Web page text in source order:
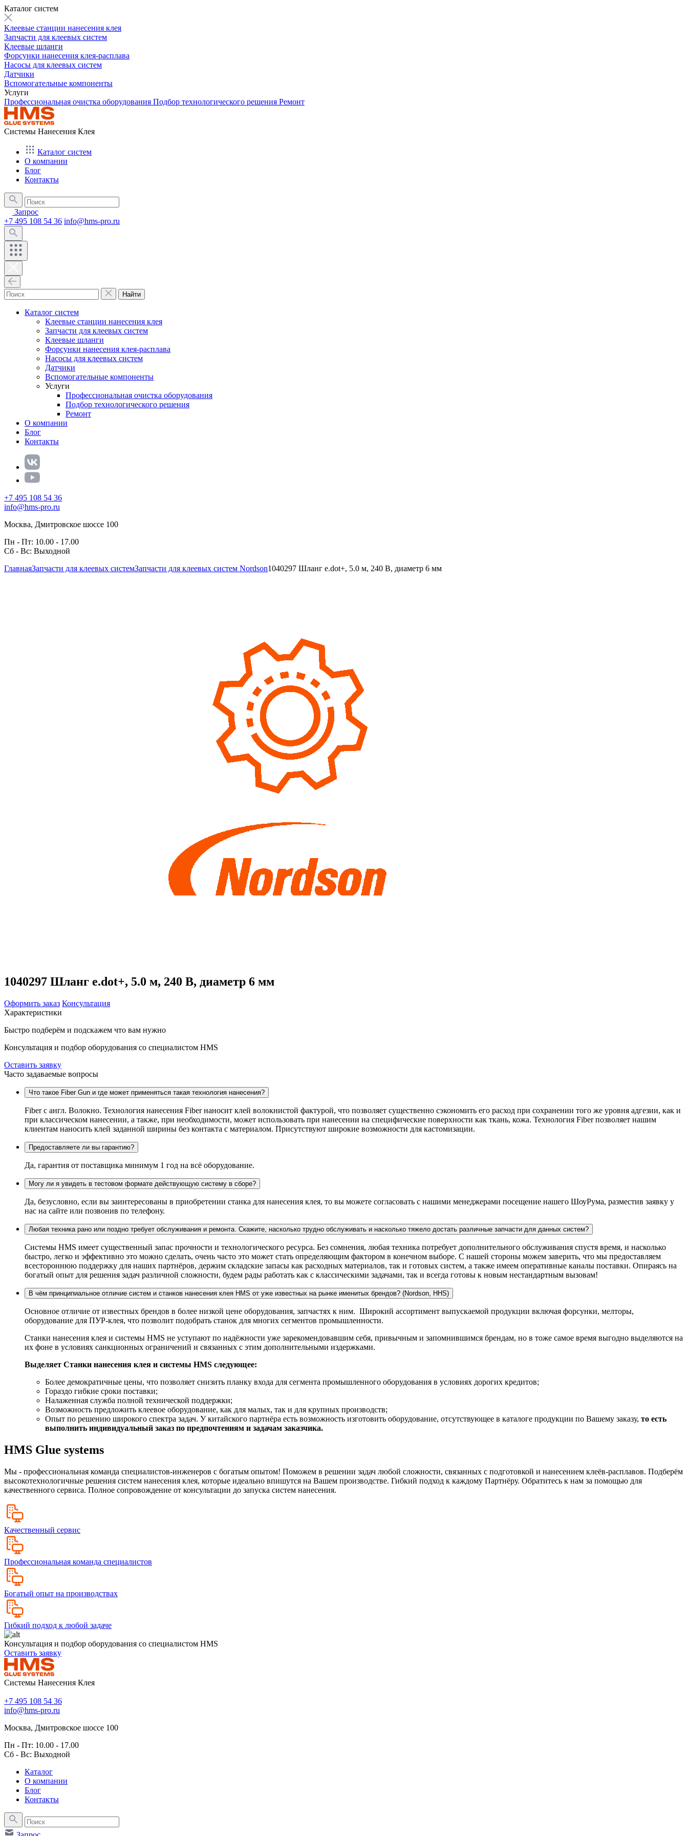
Каталог систем
Клеевые станции нанесения клея
Запчасти для клеевых систем
Клеевые шланги
Форсунки нанесения клея-расплава
Насосы для клеевых систем
Датчики
Вспомогательные компоненты
Услуги
Профессиональная очистка оборудования Подбор технологического решения Ремонт
Системы Нанесения Клея
Каталог систем
О компании
Блог
Контакты
Запрос
+7 495 108 54 36 info@hms-pro.ru
Найти
Каталог систем
Клеевые станции нанесения клея
Запчасти для клеевых систем
Клеевые шланги
Форсунки нанесения клея-расплава
Насосы для клеевых систем
Датчики
Вспомогательные компоненты
Услуги
Профессиональная очистка оборудования
Подбор технологического решения
Ремонт
О компании
Блог
Контакты
+7 495 108 54 36
info@hms-pro.ru
Москва, Дмитровское шоссе 100
Пн - Пт: 10.00 - 17.00
Сб - Вс: Выходной
ГлавнаяЗапчасти для клеевых системЗапчасти для клеевых систем Nordson1040297 Шланг e.dot+, 5.0 м, 240 В, диаметр 6 мм
1040297 Шланг e.dot+, 5.0 м, 240 В, диаметр 6 мм
Оформить заказ Консультация
Характеристики
Быстро подберём и подскажем что вам нужно
Консультация и подбор оборудования со специалистом HMS
Оставить заявку
Часто задаваемые вопросы
Что такое Fiber Gun и где может применяться такая технология нанесения?
Fiber c англ. Волокно. Технология нанесения Fiber наносит клей волокнистой фактурой, что позволяет существенно сэкономить его расход при сохранении того же уровня адгезии, как и
при классическом нанесении, а также, при необходимости, может использовать при нанесении на специфические поверхности как ткань, кожа. Технология Fiber позволяет нашим
клиентам наносить клей заданной ширины без контакта с материалом. Присутствуют широкие возможности для кастомизации.
Предоставляете ли вы гарантию?
Да, гарантия от поставщика минимум 1 год на всё оборудование.
Могу ли я увидеть в тестовом формате действующую систему в сборе?
Да, безусловно, если вы заинтересованы в приобретении станка для нанесения клея, то вы можете согласовать с нашими менеджерами посещение нашего ШоуРума, разместив заявку у
нас на сайте или позвонив по телефону.
Любая техника рано или поздно требует обслуживания и ремонта. Скажите, насколько трудно обслуживать и насколько тяжело достать различные запчасти для данных систем?
Системы HMS имеет существенный запас прочности и технологического ресурса. Без сомнения, любая техника потребует дополнительного обслуживания спустя время, и насколько
быстро, легко и эффективно это можно сделать, очень часто это может стать определяющим фактором в конечном выборе. С нашей стороны можем заверить, что мы предоставляем
всестороннюю поддержку для наших партнёров, держим складские запасы как расходных материалов, так и готовых систем, а также имеем оперативные каналы поставки. Опираясь на
богатый опыт для решения задач различной сложности, будем рады работать как с классическими задачами, так и всегда готовы к новым нестандартным вызовам!
В чём принципиальное отличие систем и станков нанесения клея HMS от уже известных на рынке именитых брендов? (Nordson, HHS)
Основное отличие от известных брендов в более низкой цене оборудования, запчастях к ним. Широкий ассортимент выпускаемой продукции включая форсунки, мелторы,
оборудование для ПУР-клея, что позволит подобрать станок для многих сегментов промышленности.
Станки нанесения клея и системы HMS не уступают по надёжности уже зарекомендовавшим себя, привычным и запомнившимся брендам, но в тоже самое время выгодно выделяются на
их фоне в условиях санкционных ограничений и связанных с этим дополнительными издержками.
Выделяет Станки нанесения клея и системы HMS следующее:
Более демократичные цены, что позволяет снизить планку входа для сегмента промышленного оборудования в условиях дорогих кредитов;
Гораздо гибкие сроки поставки;
Налаженная служба полной технической поддержки;
Возможность предложить клеевое оборудование, как для малых, так и для крупных производств;
Опыт по решению широкого спектра задач. У китайского партнёра есть возможность изготовить оборудование, отсутствующее в каталоге продукции по Вашему заказу, то есть
выполнить индивидуальный заказ по предпочтениям и задачам заказчика.
HMS Glue systems
Мы - профессиональная команда специалистов-инженеров с богатым опытом! Поможем в решении задач любой сложности, связанных с подготовкой и нанесением клеёв-расплавов. Подберём
высокотехнологичные решения систем нанесения клея, которые идеально впишутся на Вашем производстве. Гибкий подход к каждому Партнёру. Обратитесь к нам за помощью для
качественного сервиса. Полное сопровождение от консультации до запуска систем нанесения.
Качественный сервис
Профессиональная команда специалистов
Богатый опыт на производствах
Гибкий подход к любой задаче
Консультация и подбор оборудования со специалистом HMS
Оставить заявку
Системы Нанесения Клея
+7 495 108 54 36
info@hms-pro.ru
Москва, Дмитровское шоссе 100
Пн - Пт: 10.00 - 17.00
Сб - Вс: Выходной
Каталог
О компании
Блог
Контакты